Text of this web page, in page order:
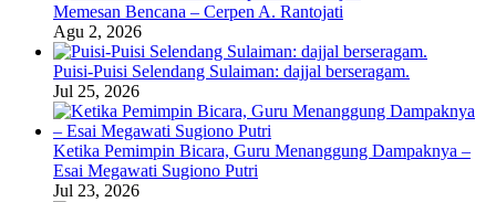
Memesan Bencana – Cerpen A. Rantojati
Agu 2, 2026
Puisi-Puisi Selendang Sulaiman: dajjal berseragam.
Jul 25, 2026
Ketika Pemimpin Bicara, Guru Menanggung Dampaknya –
Esai Megawati Sugiono Putri
Jul 23, 2026